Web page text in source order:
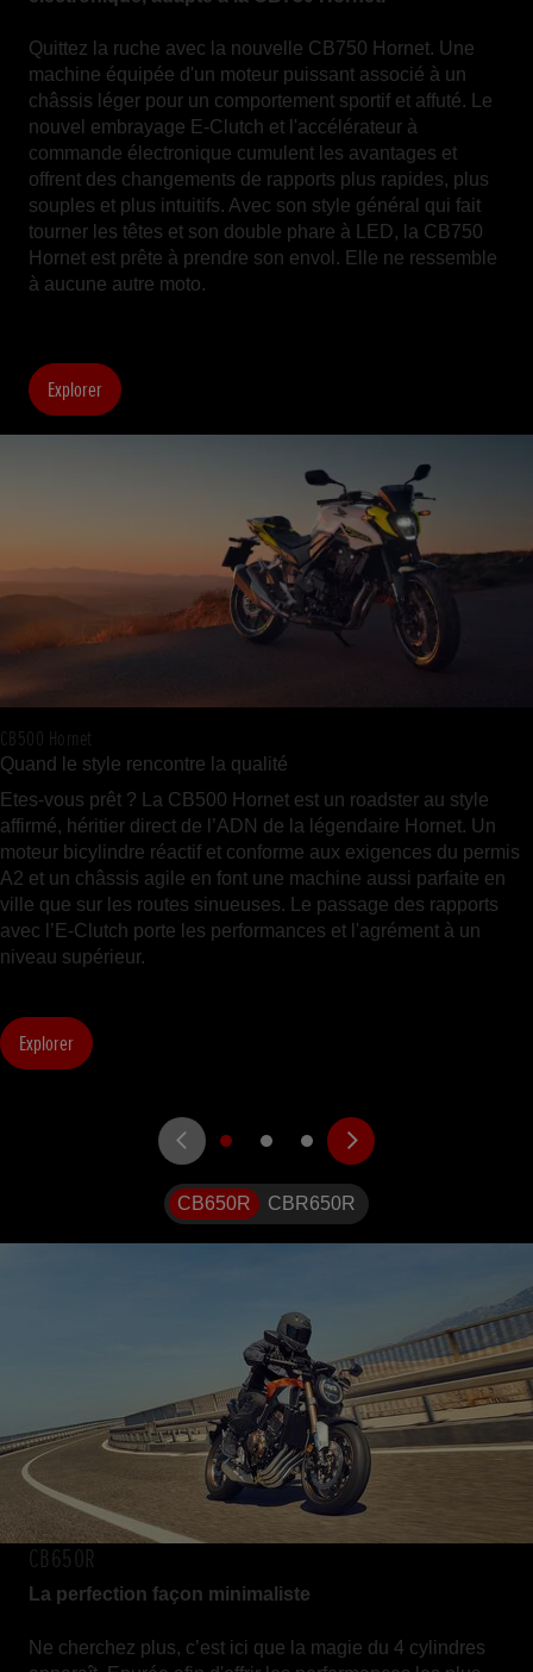
Quittez la ruche avec la nouvelle CB750 Hornet. Une
machine équipée d'un moteur puissant associé à un
châssis léger pour un comportement sportif et affuté. Le
nouvel embrayage E-Clutch et l'accélérateur à
commande électronique cumulent les avantages et
offrent des changements de rapports plus rapides, plus
souples et plus intuitifs. Avec son style général qui fait
tourner les têtes et son double phare à LED, la CB750
Hornet est prête à prendre son envol. Elle ne ressemble
à aucune autre moto.
Explorer
CB500 Hornet
Quand le style rencontre la qualité
Etes-vous prêt ? La CB500 Hornet est un roadster au style
affirmé, héritier direct de l’ADN de la légendaire Hornet. Un
moteur bicylindre réactif et conforme aux exigences du permis
A2 et un châssis agile en font une machine aussi parfaite en
ville que sur les routes sinueuses. Le passage des rapports
avec l’E-Clutch porte les performances et l'agrément à un
niveau supérieur.
Explorer
CB650R CBR650R
CB650R
La perfection façon minimaliste
Ne cherchez plus, c’est ici que la magie du 4 cylindres